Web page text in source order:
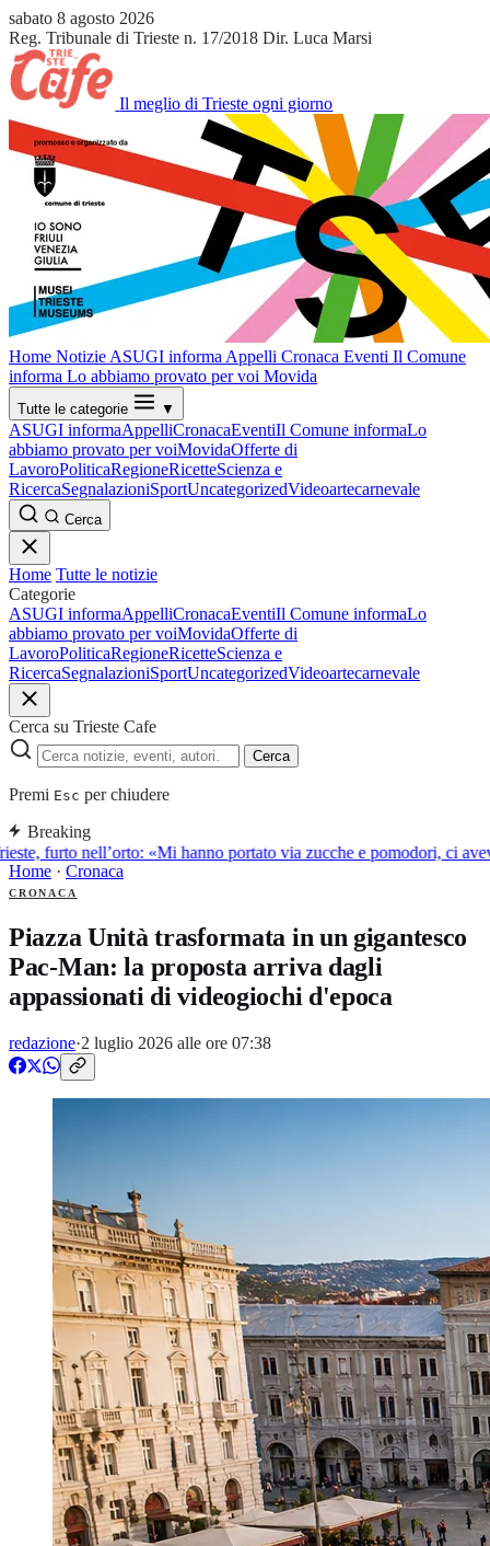
sabato 8 agosto 2026
Reg. Tribunale di Trieste n. 17/2018 Dir. Luca Marsi
Il meglio di Trieste ogni giorno
Home Notizie ASUGI informa Appelli Cronaca Eventi Il Comune
informa Lo abbiamo provato per voi Movida
Tutte le categorie ▼
ASUGI informaAppelliCronacaEventiIl Comune informaLo
abbiamo provato per voiMovidaOfferte di
LavoroPoliticaRegioneRicetteScienza e
RicercaSegnalazioniSportUncategorizedVideoartecarnevale
Cerca
Home Tutte le notizie
Categorie
ASUGI informaAppelliCronacaEventiIl Comune informaLo
abbiamo provato per voiMovidaOfferte di
LavoroPoliticaRegioneRicetteScienza e
RicercaSegnalazioniSportUncategorizedVideoartecarnevale
Cerca su Trieste Cafe
Cerca
Premi Esc per chiudere
Breaking
furto nell’orto: «Mi hanno portato via zucche e pomodori, ci
Home · Cronaca
CRONACA
Piazza Unità trasformata in un gigantesco
Pac-Man: la proposta arriva dagli
appassionati di videogiochi d'epoca
redazione·2 luglio 2026 alle ore 07:38